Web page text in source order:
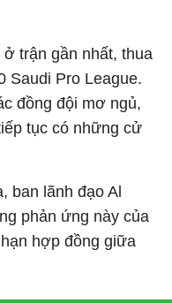
trận gần nhất, thua
Saudi Pro League.
đồng đội mơ ngủ,
tục có những cử
ban lãnh đạo Al
phản ứng này của
hợp đồng giữa